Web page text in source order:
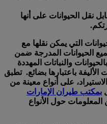
نقل الحيوانات على أنها
التي يمكن نقلها مع
الحيوانات المدرجة ضمن
والنباتات المهددة
الأليفة باعتبارها بضائع. تطبق
على أنواع معينة من
بمكتب طيران الإمارات
حول الأنواع